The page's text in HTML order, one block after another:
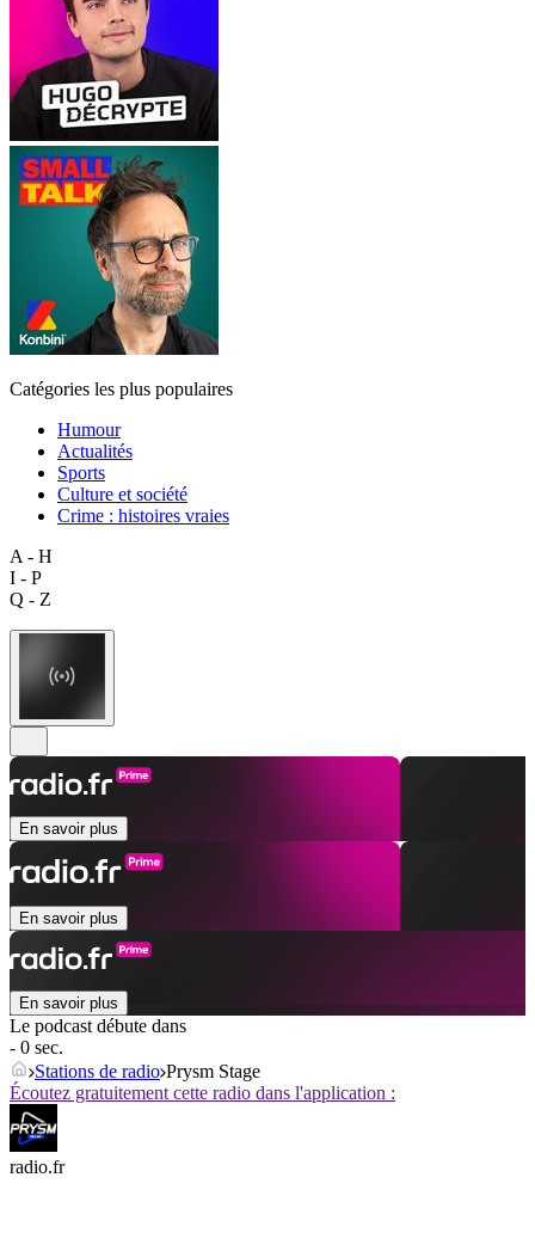
Catégories les plus populaires
Humour
Actualités
Sports
Culture et société
Crime : histoires vraies
A - H
I - P
Q - Z
En savoir plus
En savoir plus
En savoir plus
Le podcast débute dans
- 0 sec.
Stations de radio Prysm Stage
Écoutez gratuitement cette radio dans l'application :
radio.fr